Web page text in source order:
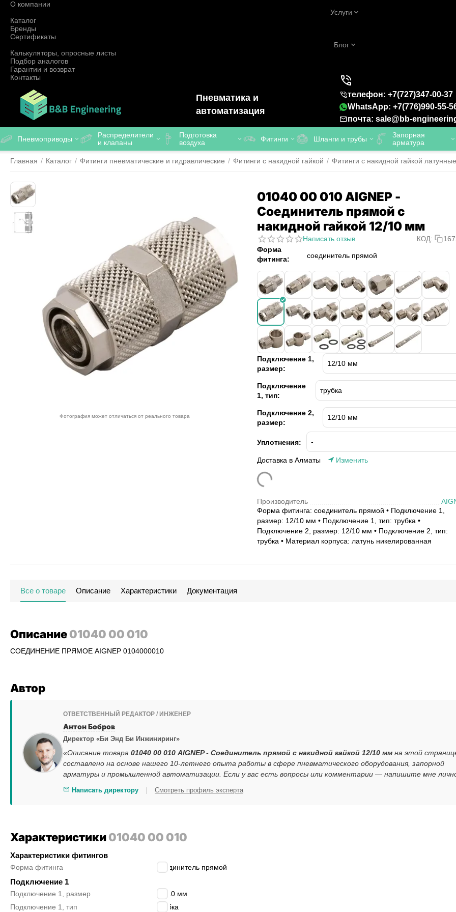
О компании
Услуги
Каталог
Бренды
Сертификаты
Блог
Калькуляторы, опросные листы
Подбор аналогов
Гарантии и возврат
Контакты
Пневматика и
автоматизация
телефон: +7(727)347-00-37
WhatsApp: +7(776)990-55-
почта: sale@bb-
Пневмоприводы
Распределители
и клапаны
Подготовка
воздуха
Фитинги Шланги и трубы
Запорная
арматура
Главная / Каталог / Фитинги пневматические и гидравлические / Фитинги с накидной гайкой / Фитинги с накидной гайкой латунные
Фотография может отличаться от реального товара
01040 00 010 AIGNEP -
Соединитель прямой с
накидной гайкой 12/10 мм
Написать отзыв КОД:
Форма
фитинга:
соединитель прямой
Подключение 1,
размер:
Подключение
1, тип:
Подключение 2,
размер:
Уплотнения:
Доставка в Алматы Изменить
Производитель
Форма фитинга: соединитель прямой • Подключение 1,
размер: 12/10 мм • Подключение 1, тип: трубка •
Подключение 2, размер: 12/10 мм • Подключение 2, тип:
трубка • Материал корпуса: латунь никелированная
Все о товаре Описание Характеристики Документация
Описание01040 00 010
СОЕДИНЕНИЕ ПРЯМОЕ AIGNEP 0104000010
Автор
ОТВЕТСТВЕННЫЙ РЕДАКТОР / ИНЖЕНЕР
Антон Бобров
Директор «Би Энд Би Инжиниринг»
«Описание товара 01040 00 010 AIGNEP - Соединитель прямой с накидной гайкой 12/10 мм на этой
составлено на основе нашего 10-летнего опыта работы в сфере пневматического оборудования, запорной
арматуры и промышленной автоматизации. Если у вас есть вопросы или комментарии — напишите мне
Написать директору | Смотреть профиль эксперта
Характеристики01040 00 010
Характеристики фитингов
Форма фитинга соединитель прямой
Подключение 1
Подключение 1, размер
12/10 мм
Подключение 1, тип
трубка